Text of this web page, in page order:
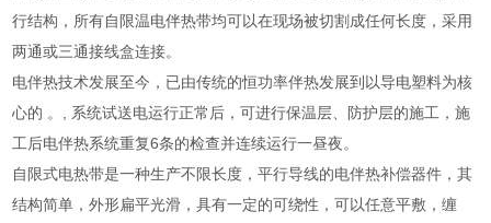
行结构，所有自限温电伴热带均可以在现场被切割成任何长度，采用
两通或三通接线盒连接。
电伴热技术发展至今，已由传统的恒功率伴热发展到以导电塑料为核
心的 。, 系统试送电运行正常后，可进行保温层、防护层的施工，施
工后电伴热系统重复6条的检查并连续运行一昼夜。
自限式电热带是一种生产不限长度，平行导线的电伴热补偿器件，其
结构简单，外形扁平光滑，具有一定的可绕性，可以任意平敷，缠